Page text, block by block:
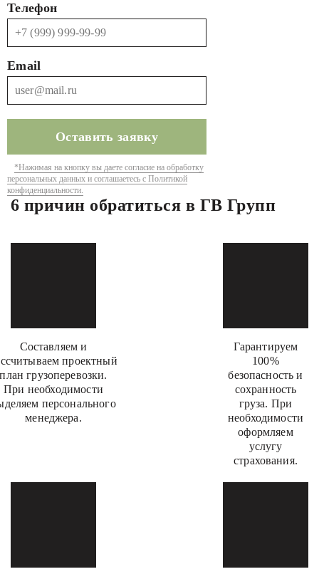
Телефон
Email
*Нажимая на кнопку вы даете согласие на обработку
персональных данных и соглашаетесь с Политикой
конфиденциальности.
6 причин обратиться в ГВ Групп
Составляем и
проектный
план грузоперевозки.
При необходимости
персонального
менеджера.
Гарантируем
100%
безопасность и
сохранность
груза. При
необходимости
оформляем
услугу
страхования.